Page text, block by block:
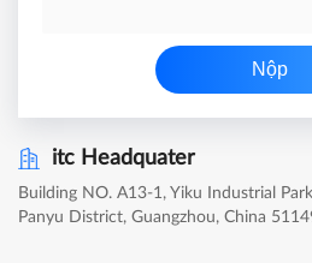
Nộp
itc Headquater
Building NO. A13-1, Yiku Industrial
Panyu District, Guangzhou, China